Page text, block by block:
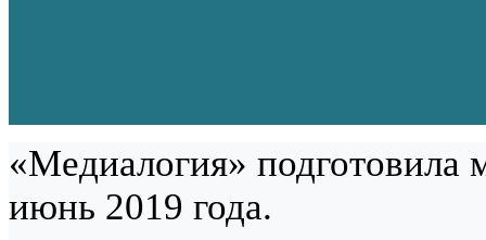
«Медиалогия» подготовила
июнь 2019 года.